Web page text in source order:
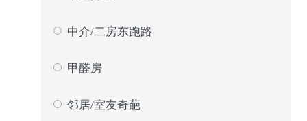
中介/二房东跑路
甲醛房
邻居/室友奇葩